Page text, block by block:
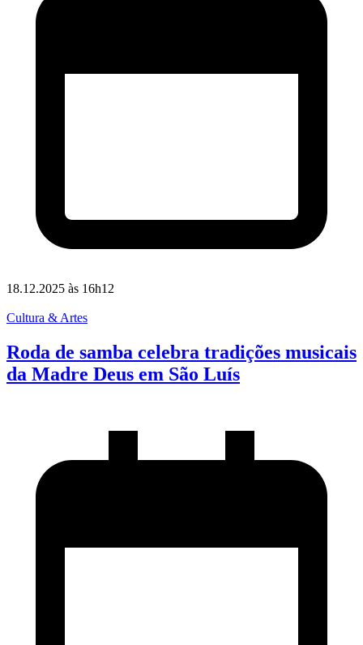
18.12.2025 às 16h12
Cultura & Artes
Roda de samba celebra tradições musicais
da Madre Deus em São Luís